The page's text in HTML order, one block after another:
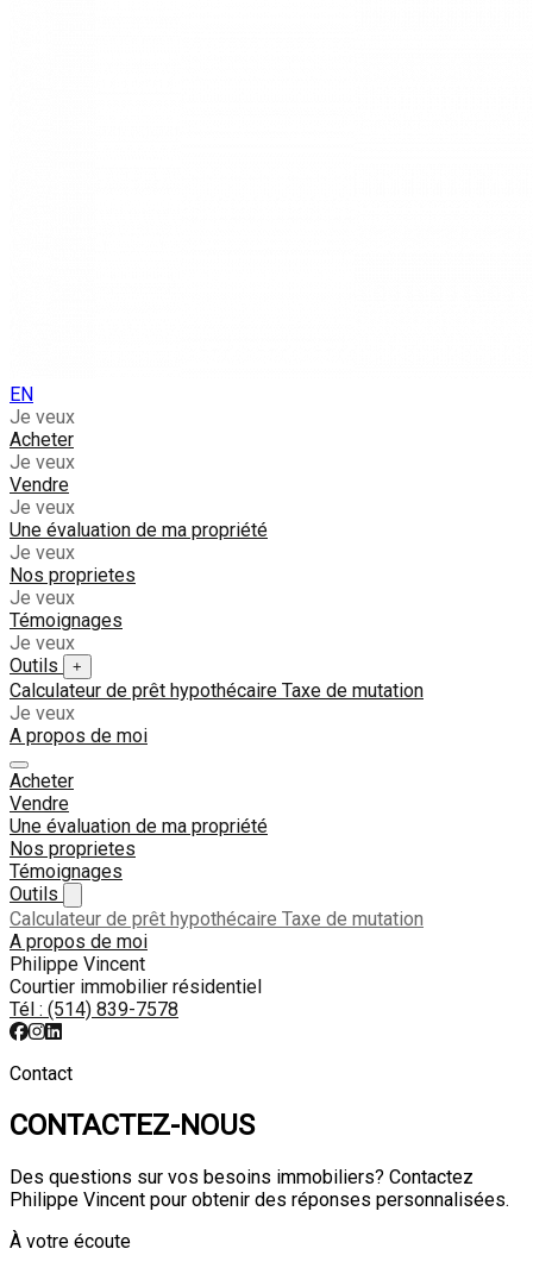
EN
Je veux
Acheter
Je veux
Vendre
Je veux
Une évaluation de ma propriété
Je veux
Nos proprietes
Je veux
Témoignages
Je veux
Outils
+
Calculateur de prêt hypothécaire Taxe de mutation
Je veux
A propos de moi
Acheter
Vendre
Une évaluation de ma propriété
Nos proprietes
Témoignages
Outils
Calculateur de prêt hypothécaire Taxe de mutation
A propos de moi
Philippe Vincent
Courtier immobilier résidentiel
Tél : (514) 839-7578
Contact
CONTACTEZ-NOUS
Des questions sur vos besoins immobiliers? Contactez
Philippe Vincent pour obtenir des réponses personnalisées.
À votre écoute